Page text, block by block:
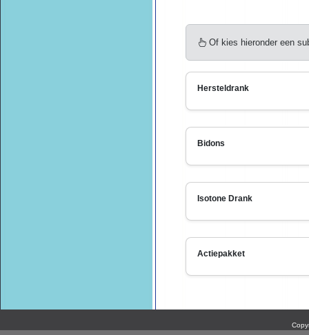
Of kies hieronder een
Hersteldrank
Bidons
Isotone Drank
Actiepakket